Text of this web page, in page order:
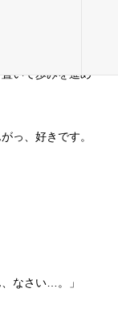
いて歩みを進め
っ、好きです。
なさい…。」